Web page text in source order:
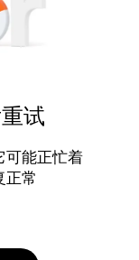
试
可能正忙着
正常